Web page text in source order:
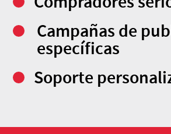
Campañas de
específicas
Soporte